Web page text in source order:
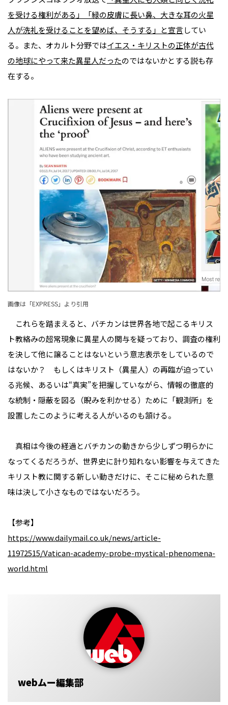
を受ける権利がある」「緑の皮膚に長い鼻、大きな耳の火星
人が洗礼を受けることを望めば、そうする」と宣言してい
る。また、オカルト分野ではイエス・キリストの正体が古代
の地球にやって来た異星人だったのではないかとする説も存
在する。
画像は「EXPRESS」より引用
これらを踏まえると、バチカンは世界各地で起こるキリス
ト教絡みの超常現象に異星人の関与を疑っており、調査の権利
を決して他に譲ることはないという意志表示をしているので
はないか？ もしくはキリスト（異星人）の再臨が迫ってい
る兆候、あるいは“真実”を把握していながら、情報の徹底的
な統制・隠蔽を図る（睨みを利かせる）ために「観測所」を
設置した――このように考える人がいるのも頷ける。
真相は今後の経過とバチカンの動きから少しずつ明らかに
なってくるだろうが、世界史に計り知れない影響を与えてきた
キリスト教に関する新しい動きだけに、そこに秘められた意
味は決して小さなものではないだろう。
【参考】
https://www.dailymail.co.uk/news/article-
11972515/Vatican-academy-probe-mystical-phenomena-
world.html
webムー編集部